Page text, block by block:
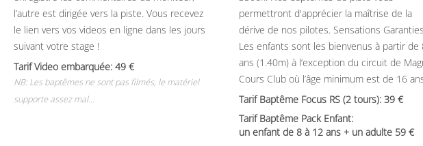
l’autre est dirigée vers la piste. Vous recevez
le lien vers vos videos en ligne dans les jours
suivant votre stage !
Tarif Video embarquée: 49
NB: Les baptêmes ne sont pas filmés, le matériel
supporte assez mal...
permettront d'apprécier la maîtrise de la
dérive de nos pilotes. Sensations
Les enfants sont les bienvenus à partir de
ans (1.40m) à l’exception du circuit de
Cours Club où l’âge minimum est de 16
Tarif Baptême Focus RS (2 tours): 39
Tarif Baptême Pack Enfant:
un enfant de 8 à 12 ans + un adulte 59